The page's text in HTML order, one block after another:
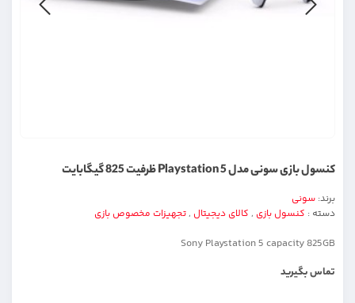
کنسول بازی سونی مدل Playstation 5 ظرفیت 825 گیگابایت
برند: سونی
دسته : کنسول بازی , کالای دیجیتال ,تجهیزات مخصوص بازی
Sony Playstation 5 capacity 825GB
تماس بگیرید